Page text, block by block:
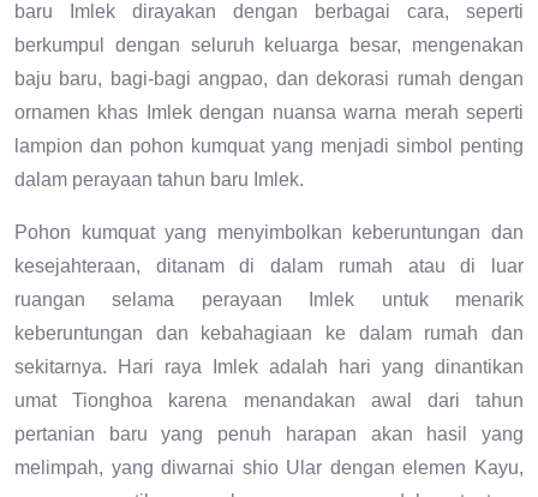
baru Imlek dirayakan dengan berbagai cara, seperti
berkumpul dengan seluruh keluarga besar, mengenakan
baju baru, bagi-bagi angpao, dan dekorasi rumah dengan
ornamen khas Imlek dengan nuansa warna merah seperti
lampion dan pohon kumquat yang menjadi simbol penting
dalam perayaan tahun baru Imlek.
Pohon kumquat yang menyimbolkan keberuntungan dan
kesejahteraan, ditanam di dalam rumah atau di luar
ruangan selama perayaan Imlek untuk menarik
keberuntungan dan kebahagiaan ke dalam rumah dan
sekitarnya. Hari raya Imlek adalah hari yang dinantikan
umat Tionghoa karena menandakan awal dari tahun
pertanian baru yang penuh harapan akan hasil yang
melimpah, yang diwarnai shio Ular dengan elemen Kayu,